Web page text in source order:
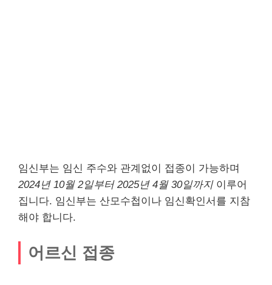
임신부는 임신 주수와 관계없이 접종이 가능하며
2024년 10월 2일부터 2025년 4월 30일까지이루어
집니다. 임신부는 산모수첩이나 임신확인서를 지참
해야 합니다.
어르신 접종